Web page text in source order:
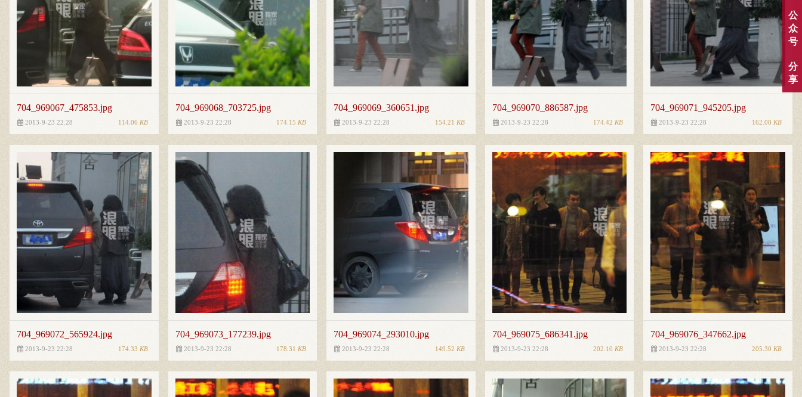
704_969067_475853.jpg
2013-9-23 22:28 114.06 KB
704_969068_703725.jpg
2013-9-23 22:28 174.15 KB
704_969069_360651.jpg
2013-9-23 22:28 154.21 KB
704_969070_886587.jpg
2013-9-23 22:28 174.42 KB
704_969071_945205.jpg
2013-9-23 22:28 162.08 KB
704_969072_565924.jpg
2013-9-23 22:28 174.33 KB
704_969073_177239.jpg
2013-9-23 22:28 178.31KB
704_969074_293010.jpg
2013-9-23 22:28 149.52 KB
704_969075_686341.jpg
2013-9-23 22:28 202.10KB
704_969076_347662.jpg
2013-9-23 22:28 205.30 KB
公
众
号
分
享